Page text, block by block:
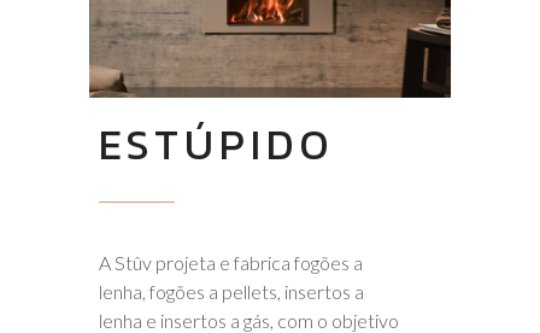
ESTÚPIDO
A Stûv projeta e fabrica fogões a
lenha, fogões a pellets, insertos a
lenha e insertos a gás, com o objetivo